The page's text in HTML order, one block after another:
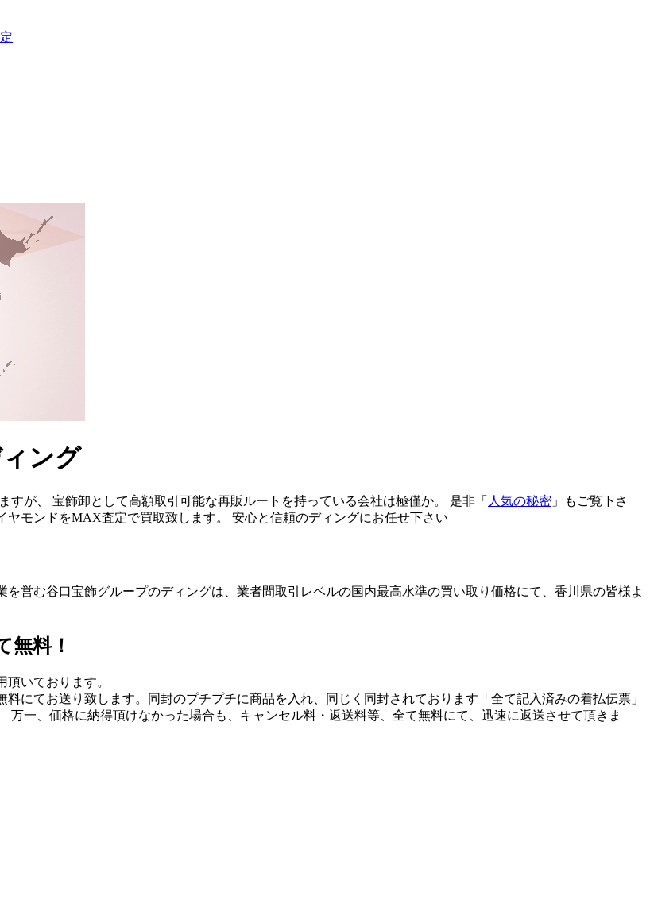
ング
が、 宝飾卸として高額取引可能な再販ルートを持っている会社は極僅か。 是非「 人気の秘密 」もご覧下さ
モンドをMAX査定で買取致します。 安心と信頼のディングにお任せ下さい
営む谷口宝飾グループのディングは、業者間取引レベルの国内最高水準の買い取り価格にて、香川県の皆様よ
無料！
いております。
にてお送り致します。同封のプチプチに商品を入れ、同じく同封されております「全て記入済みの着払伝票」
一、価格に納得頂けなかった場合も、キャンセル料・返送料等、全て無料にて、迅速に返送させて頂きま